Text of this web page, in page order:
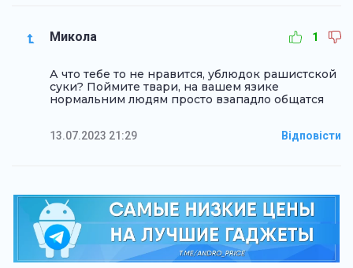
Микола 1
А что тебе то не нравится, ублюдок рашистской
суки? Поймите твари, на вашем язике
нормальним людям просто взападло общатся
13.07.2023 21:29 Відповісти